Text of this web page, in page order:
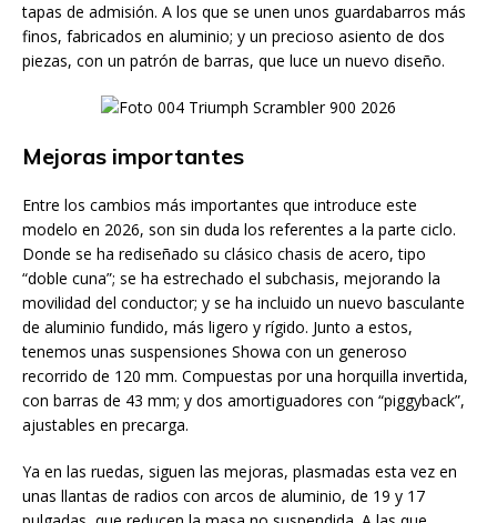
tapas de admisión. A los que se unen unos guardabarros más
finos, fabricados en aluminio; y un precioso asiento de dos
piezas, con un patrón de barras, que luce un nuevo diseño.
Mejoras importantes
Entre los cambios más importantes que introduce este
modelo en 2026, son sin duda los referentes a la parte ciclo.
Donde se ha rediseñado su clásico chasis de acero, tipo
“doble cuna”; se ha estrechado el subchasis, mejorando la
movilidad del conductor; y se ha incluido un nuevo basculante
de aluminio fundido, más ligero y rígido. Junto a estos,
tenemos unas suspensiones Showa con un generoso
recorrido de 120 mm. Compuestas por una horquilla invertida,
con barras de 43 mm; y dos amortiguadores con “piggyback”,
ajustables en precarga.
Ya en las ruedas, siguen las mejoras, plasmadas esta vez en
unas llantas de radios con arcos de aluminio, de 19 y 17